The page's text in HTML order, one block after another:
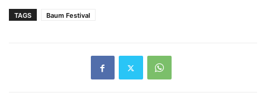
TAGS Baum Festival